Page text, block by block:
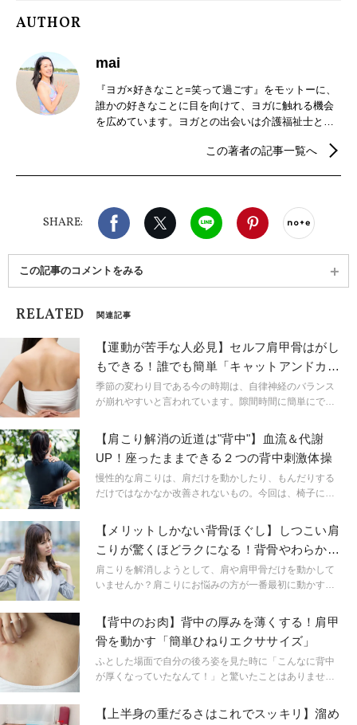
AUTHOR
mai
『ヨガ×好きなこと=笑って過ごす』をモットーに、
誰かの好きなことに目を向けて、ヨガに触れる機会
を広めています。ヨガとの出会いは介護福祉士とし
崩した時期。ヨガを続けることによって心身が安定
かいヨガで、日常を心地良くするお手伝いをしてい
ます。
この著者の記事一覧へ
SHARE:
Facebook X（旧twitter）
LINE Pinterest
この記事のコメントをみる
RELATED 関連記事
【運動が苦手な人必見】セルフ肩甲骨はがし
もできる！誰でも簡単「キャットアンドカ
ウ」
季節の変わり目である今の時期は、自律神経のバランス
が崩れやすいと言われています。隙間時間に簡単にでき
していきましょう。
【肩こり解消の近道は"背中"】血流＆代謝
UP！座ったままできる２つの背中刺激体操
慢性的な肩こりは、肩だけを動かしたり、もんだりする
だけではなかなか改善されないもの。今回は、椅子に座
イズを紹介します。背中全体を緩めるリラックスストレ
ッチと、肩甲骨を意識して背中を動かすアクティブなエ
クササイズです。肩こり解消の鍵を握るのは、実は、背
中のしなやかさですよ！
【メリットしかない背骨ほぐし】しつこい肩
こりが驚くほどラクになる！背骨やわらかス
トレッチ
肩こりを解消しようとして、肩や肩甲骨だけを動かして
いませんか？肩こりにお悩みの方が一番最初に動かすべ
して動いています。どんなに肩や肩甲骨を一生懸命動か
しても、背骨が硬くなってしまっていては結局肩や肩甲
骨が固まり、肩こりは解消されません。そこで今日は肩
こりが楽になる背骨のストレッチをご紹介します。深い
呼吸をポイントに、一緒に動いていきましょう。
【背中のお肉】背中の厚みを薄くする！肩甲
骨を動かす「簡単ひねりエクササイズ」
ふとした場面で自分の後ろ姿を見た時に「こんなに背中
が厚くなっていたなんて！」と驚いたことはありません
備になっていきます。加えて姿勢が猫背になっている
と、余計背中の筋肉は使われず、ますます、背中にこん
【上半身の重だるさはこれでスッキリ】溜め